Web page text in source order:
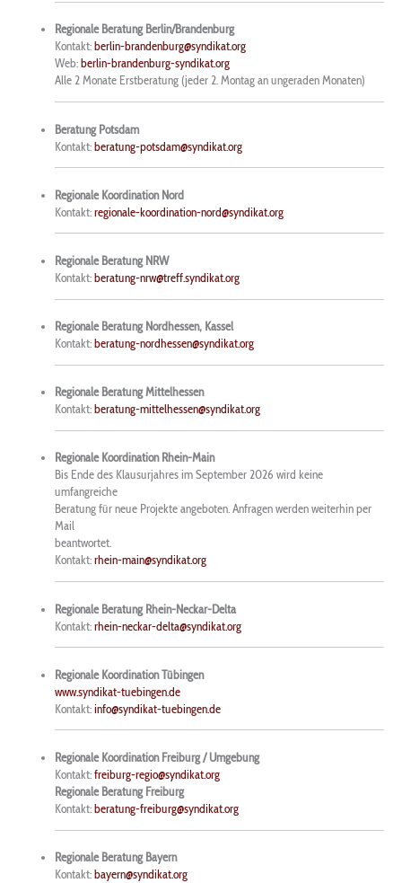
Regionale Beratung Berlin/Brandenburg
Kontakt:berlin-brandenburg@syndikat.org
Web:berlin-brandenburg-syndikat.org
Alle 2 Monate Erstberatung (jeder 2. Montag an ungeraden Monaten)
Beratung Potsdam
Kontakt:beratung-potsdam@syndikat.org
Regionale Koordination Nord
Kontakt:regionale-koordination-nord@syndikat.org
Regionale Beratung NRW
Kontakt:beratung-nrw@treff.syndikat.org
Regionale Beratung Nordhessen, Kassel
Kontakt:beratung-nordhessen@syndikat.org
Regionale Beratung Mittelhessen
Kontakt:beratung-mittelhessen@syndikat.org
Regionale Koordination Rhein-Main
Bis Ende des Klausurjahres im September 2026 wird keine
umfangreiche
Beratung für neue Projekte angeboten. Anfragen werden weiterhin per
Mail
beantwortet.
Kontakt:rhein-main@syndikat.org
Regionale Beratung Rhein-Neckar-Delta
Kontakt:rhein-neckar-delta@syndikat.org
Regionale Koordination Tübingen
www.syndikat-tuebingen.de
Kontakt:info@syndikat-tuebingen.de
Regionale Koordination Freiburg / Umgebung
Kontakt:freiburg-regio@syndikat.org
Regionale Beratung Freiburg
Kontakt:beratung-freiburg@syndikat.org
Regionale Beratung Bayern
Kontakt:bayern@syndikat.org